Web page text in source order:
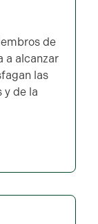
de
a alcanzar
las
y de la